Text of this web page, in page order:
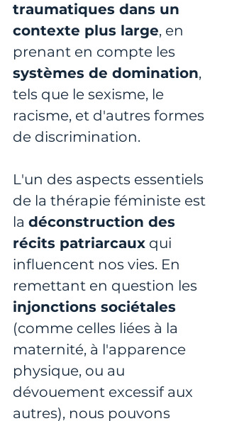
traumatiques dans un
contexte plus large, en
prenant en compte les
systèmes de domination,
tels que le sexisme, le
racisme, et d'autres formes
de discrimination.
L'un des aspects essentiels
de la thérapie féministe est
la déconstruction des
récits patriarcaux qui
influencent nos vies. En
remettant en question les
injonctions sociétales
(comme celles liées à la
maternité, à l'apparence
physique, ou au
dévouement excessif aux
autres), nous pouvons